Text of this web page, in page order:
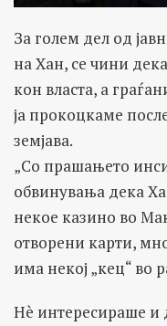
За голем дел од
на Хан, се чини
кон власта, а
ја прокоцкаме
земјава.
„Со прашањето
обвинувања дека
некое казино во
отворени карти,
има некој „кец“ во
Нè интересираше и